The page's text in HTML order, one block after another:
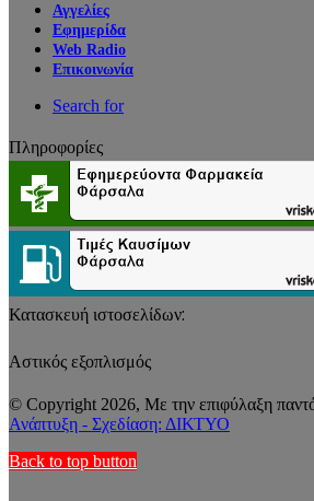
Αγγελίες
Εφημερίδα
Web Radio
Επικοινωνία
Search for
Πληροφορίες
Κατασκευή ιστοσελίδων:
Αστικός εξοπλισμός
© Copyright 2026, Με την επιφύλαξη
Ανάπτυξη - Σχεδίαση: ΔΙΚΤΥΟ
Back to top button